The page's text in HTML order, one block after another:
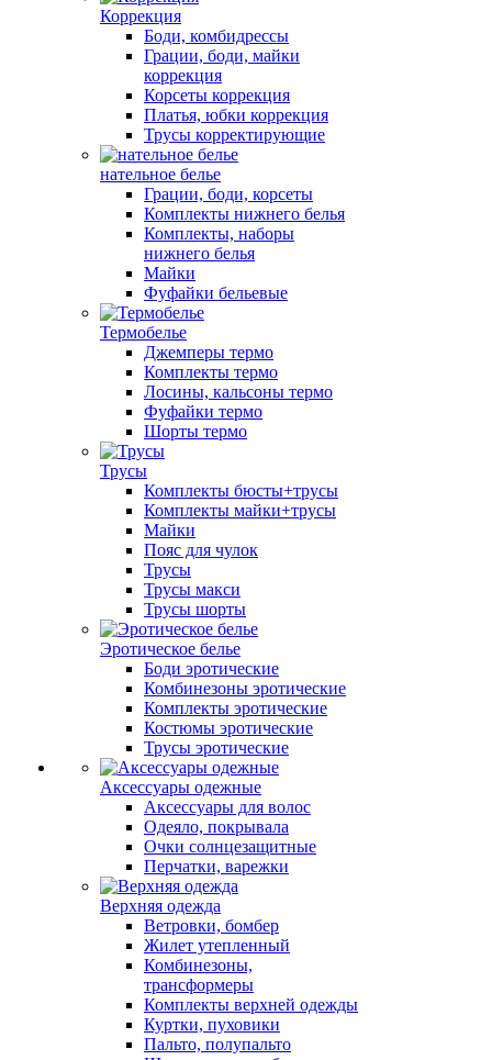
Коррекция
Боди, комбидрессы
Грации, боди, майки
коррекция
Корсеты коррекция
Платья, юбки коррекция
Трусы корректирующие
нательное белье
Грации, боди, корсеты
Комплекты нижнего белья
Комплекты, наборы
нижнего белья
Майки
Фуфайки бельевые
Термобелье
Джемперы термо
Комплекты термо
Лосины, кальсоны термо
Фуфайки термо
Шорты термо
Трусы
Комплекты бюсты+трусы
Комплекты майки+трусы
Майки
Пояс для чулок
Трусы
Трусы макси
Трусы шорты
Эротическое белье
Боди эротические
Комбинезоны эротические
Комплекты эротические
Костюмы эротические
Трусы эротические
Аксессуары одежные
Аксессуары для волос
Одеяло, покрывала
Очки солнцезащитные
Перчатки, варежки
Верхняя одежда
Ветровки, бомбер
Жилет утепленный
Комбинезоны,
трансформеры
Комплекты верхней одежды
Куртки, пуховики
Пальто, полупальто